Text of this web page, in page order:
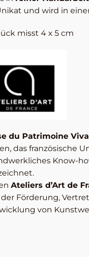
und wird in
misst 4 x 5 cm
du Patrimoine
das französische
Know-
Ateliers d’Art de
Förderung,
von
Menge